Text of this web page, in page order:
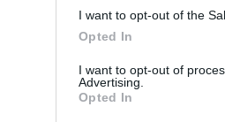
I want to opt-out of the
Opted In
I want to opt-out of
Advertising.
Opted In